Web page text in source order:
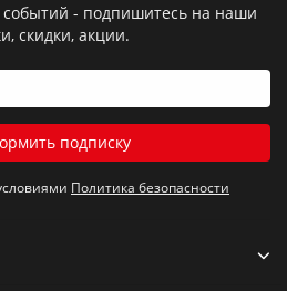
событий - подпишитесь на наши
скидки, акции.
подписку
Политика безопасности